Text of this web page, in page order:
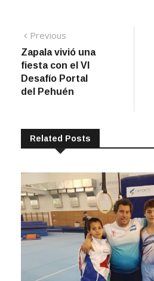
Navegación
de
entradas
Previous
post:
Zapala vivió una
fiesta con el VI
Desafío Portal
del Pehuén
Related Posts